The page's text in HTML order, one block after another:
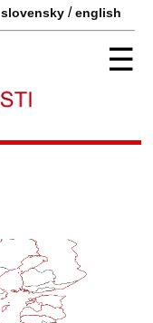
slovensky /english
☰